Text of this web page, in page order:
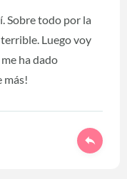
Sobre todo por la
Luego voy
ha dado
más!